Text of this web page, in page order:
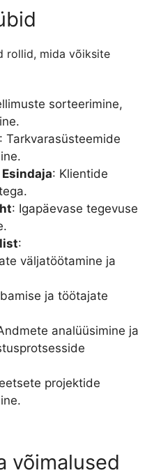
rollid, mida võiksite
sorteerimine,
: Tarkvarasüsteemide
: Klientide
: Igapäevase tegevuse
:
väljatöötamine ja
ja töötajate
analüüsimine ja
projektide
võimalused